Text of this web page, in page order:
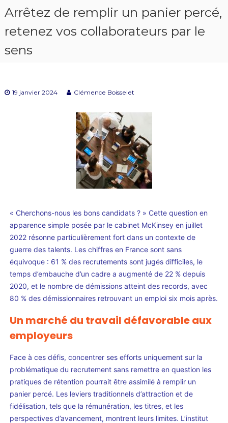
Arrêtez de remplir un panier percé,
retenez vos collaborateurs par le
sens
19 janvier 2024 Clémence Boisselet
« Cherchons-nous les bons candidats ? » Cette question en
apparence simple posée par le cabinet McKinsey en juillet
2022 résonne particulièrement fort dans un contexte de
guerre des talents. Les chiffres en France sont sans
équivoque : 61 % des recrutements sont jugés difficiles, le
temps d’embauche d’un cadre a augmenté de 22 % depuis
2020, et le nombre de démissions atteint des records, avec
80 % des démissionnaires retrouvant un emploi six mois après.
Un marché du travail défavorable aux
employeurs
Face à ces défis, concentrer ses efforts uniquement sur la
problématique du recrutement sans remettre en question les
pratiques de rétention pourrait être assimilé à remplir un
panier percé. Les leviers traditionnels d’attraction et de
fidélisation, tels que la rémunération, les titres, et les
perspectives d’avancement, montrent leurs limites. L’institut